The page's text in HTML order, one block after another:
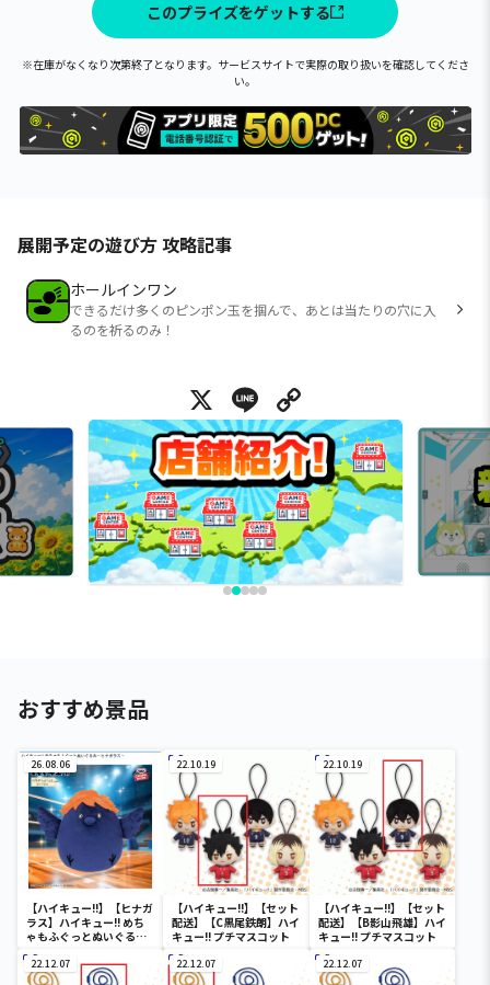
このプライズをゲットする
※在庫がなくなり次第終了となります。サービスサイトで実際の取り扱いを確認してくださ
い。
展開予定の遊び方 攻略記事
ホールインワン
できるだけ多くのピンポン玉を掴んで、あとは当たりの穴に入
るのを祈るのみ！
X Line
おすすめ景品
26.08.06
【ハイキュー!!】【ヒナガ
ラス】ハイキュー!! めち
ゃもふぐっとぬいぐるみ
～ヒナガラス～
22.10.19
【ハイキュー!!】【セット
配送】【C黒尾鉄朗】ハイ
キュー!! プチマスコット
22.10.19
【ハイキュー!!】【セット
配送】【B影山飛雄】ハイ
キュー!! プチマスコット
22.12.07 22.12.07 22.12.07